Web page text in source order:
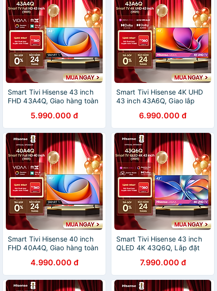
Smart Tivi Hisense 43 inch
FHD 43A4Q, Giao hàng toàn
HÀNG CHÍNH HÃNG
5.990.000 đ
Smart Tivi Hisense 4K UHD
43 inch 43A6Q, Giao lắp
HÀNG CHÍNH HÃNG
6.990.000 đ
Smart Tivi Hisense 40 inch
FHD 40A4Q, Giao hàng toàn
HÀNG CHÍNH HÃNG
4.990.000 đ
Smart Tivi Hisense 43 inch
QLED 4K 43Q6Q, Lắp đặt
7.990.000 đ